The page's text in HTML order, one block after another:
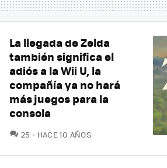
La llegada de Zelda
también significa el
adiós a la Wii U, la
compañía ya no hará
más juegos para la
consola
25 COMENTARIOS
HACE 10 AÑOS